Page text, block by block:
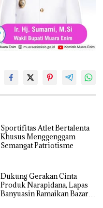
Sportifitas Atlet Bertalenta
Khusus Menggenggam
Semangat Patriotisme
Dukung Gerakan Cinta
Produk Narapidana, Lapas
Banyuasin Ramaikan Bazar